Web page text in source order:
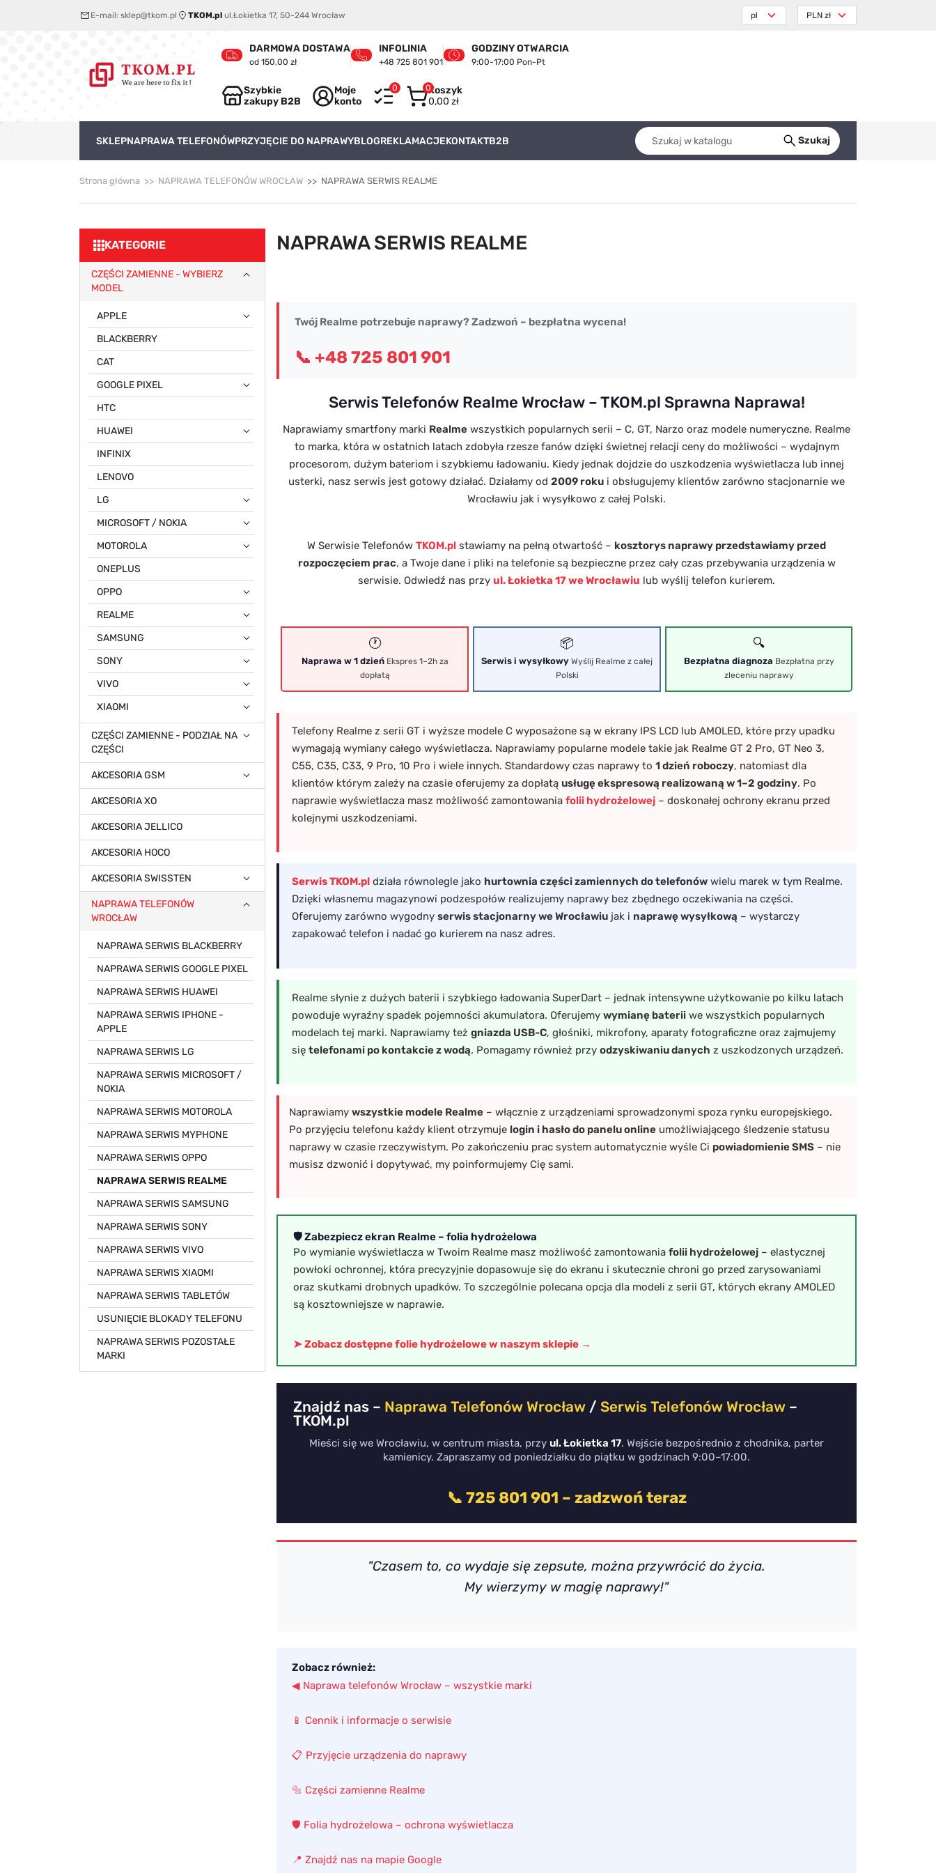
E-mail: sklep@tkom.pl TKOM.pl ul.Łokietka 17, 50-244 Wrocław
DARMOWA DOSTAWA
od 150,00 zł
INFOLINIA
+48 725 801 901
GODZINY OTWARCIA
9:00-17:00 Pon-Pt
Szybkie
zakupy B2B
Moje
konto
0 0Koszyk
0,00 zł
SKLEPNAPRAWA TELEFONÓWPRZYJĘCIE DO NAPRAWYBLOGREKLAMACJEKONTAKTB2B Szukaj
Strona główna NAPRAWA TELEFONÓW WROCŁAW NAPRAWA SERWIS REALME
KATEGORIE
CZĘŚCI ZAMIENNE - WYBIERZ
MODEL
APPLE
BLACKBERRY
CAT
GOOGLE PIXEL
HTC
HUAWEI
INFINIX
LENOVO
LG
MICROSOFT / NOKIA
MOTOROLA
ONEPLUS
OPPO
REALME
SAMSUNG
SONY
VIVO
XIAOMI
CZĘŚCI ZAMIENNE - PODZIAŁ NA
CZĘŚCI
AKCESORIA GSM
AKCESORIA XO
AKCESORIA JELLICO
AKCESORIA HOCO
AKCESORIA SWISSTEN
NAPRAWA TELEFONÓW
WROCŁAW
NAPRAWA SERWIS BLACKBERRY
NAPRAWA SERWIS GOOGLE PIXEL
NAPRAWA SERWIS HUAWEI
NAPRAWA SERWIS IPHONE -
APPLE
NAPRAWA SERWIS LG
NAPRAWA SERWIS MICROSOFT /
NOKIA
NAPRAWA SERWIS MOTOROLA
NAPRAWA SERWIS MYPHONE
NAPRAWA SERWIS OPPO
NAPRAWA SERWIS REALME
NAPRAWA SERWIS SAMSUNG
NAPRAWA SERWIS SONY
NAPRAWA SERWIS VIVO
NAPRAWA SERWIS XIAOMI
NAPRAWA SERWIS TABLETÓW
USUNIĘCIE BLOKADY TELEFONU
NAPRAWA SERWIS POZOSTAŁE
MARKI
NAPRAWA SERWIS REALME
Twój Realme potrzebuje naprawy? Zadzwoń – bezpłatna wycena!
📞 +48 725 801 901
Serwis Telefonów Realme Wrocław – TKOM.pl Sprawna Naprawa!
Naprawiamy smartfony marki Realme wszystkich popularnych serii – C, GT, Narzo oraz modele numeryczne. Realme
to marka, która w ostatnich latach zdobyła rzesze fanów dzięki świetnej relacji ceny do możliwości – wydajnym
procesorom, dużym bateriom i szybkiemu ładowaniu. Kiedy jednak dojdzie do uszkodzenia wyświetlacza lub innej
usterki, nasz serwis jest gotowy działać. Działamy od 2009 roku i obsługujemy klientów zarówno stacjonarnie we
Wrocławiu jak i wysyłkowo z całej Polski.
W Serwisie Telefonów TKOM.pl stawiamy na pełną otwartość – kosztorys naprawy przedstawiamy przed
rozpoczęciem prac, a Twoje dane i pliki na telefonie są bezpieczne przez cały czas przebywania urządzenia w
serwisie. Odwiedź nas przy ul. Łokietka 17 we Wrocławiu lub wyślij telefon kurierem.
🕐
Naprawa w 1 dzień Ekspres 1–2h za
dopłatą
📦
Serwis i wysyłkowy Wyślij Realme z całej
Polski
🔍
Bezpłatna diagnoza Bezpłatna przy
zleceniu naprawy
Telefony Realme z serii GT i wyższe modele C wyposażone są w ekrany IPS LCD lub AMOLED, które przy upadku
wymagają wymiany całego wyświetlacza. Naprawiamy popularne modele takie jak Realme GT 2 Pro, GT Neo 3,
C55, C35, C33, 9 Pro, 10 Pro i wiele innych. Standardowy czas naprawy to 1 dzień roboczy, natomiast dla
klientów którym zależy na czasie oferujemy za dopłatą usługę ekspresową realizowaną w 1–2 godziny. Po
naprawie wyświetlacza masz możliwość zamontowania folii hydrożelowej – doskonałej ochrony ekranu przed
kolejnymi uszkodzeniami.
Serwis TKOM.pl działa równolegle jako hurtownia części zamiennych do telefonów wielu marek w tym Realme.
Dzięki własnemu magazynowi podzespołów realizujemy naprawy bez zbędnego oczekiwania na części.
Oferujemy zarówno wygodny serwis stacjonarny we Wrocławiu jak i naprawę wysyłkową – wystarczy
zapakować telefon i nadać go kurierem na nasz adres.
Realme słynie z dużych baterii i szybkiego ładowania SuperDart – jednak intensywne użytkowanie po kilku latach
powoduje wyraźny spadek pojemności akumulatora. Oferujemy wymianę baterii we wszystkich popularnych
modelach tej marki. Naprawiamy też gniazda USB-C, głośniki, mikrofony, aparaty fotograficzne oraz zajmujemy
się telefonami po kontakcie z wodą. Pomagamy również przy odzyskiwaniu danych z uszkodzonych urządzeń.
Naprawiamy wszystkie modele Realme – włącznie z urządzeniami sprowadzonymi spoza rynku europejskiego.
Po przyjęciu telefonu każdy klient otrzymuje login i hasło do panelu online umożliwiającego śledzenie statusu
naprawy w czasie rzeczywistym. Po zakończeniu prac system automatycznie wyśle Ci powiadomienie SMS – nie
musisz dzwonić i dopytywać, my poinformujemy Cię sami.
🛡️ Zabezpiecz ekran Realme – folia hydrożelowa
Po wymianie wyświetlacza w Twoim Realme masz możliwość zamontowania folii hydrożelowej – elastycznej
powłoki ochronnej, która precyzyjnie dopasowuje się do ekranu i skutecznie chroni go przed zarysowaniami
oraz skutkami drobnych upadków. To szczególnie polecana opcja dla modeli z serii GT, których ekrany AMOLED
są kosztowniejsze w naprawie.
➤ Zobacz dostępne folie hydrożelowe w naszym sklepie →
Znajdź nas – Naprawa Telefonów Wrocław / Serwis Telefonów Wrocław –
TKOM.pl
Mieści się we Wrocławiu, w centrum miasta, przy ul. Łokietka 17. Wejście bezpośrednio z chodnika, parter
kamienicy. Zapraszamy od poniedziałku do piątku w godzinach 9:00–17:00.
📞 725 801 901 – zadzwoń teraz
"Czasem to, co wydaje się zepsute, można przywrócić do życia.
My wierzymy w magię naprawy!"
Zobacz również:
◀ Naprawa telefonów Wrocław – wszystkie marki
📱 Cennik i informacje o serwisie
📋 Przyjęcie urządzenia do naprawy
🔩 Części zamienne Realme
🛡️ Folia hydrożelowa – ochrona wyświetlacza
📍 Znajdź nas na mapie Google